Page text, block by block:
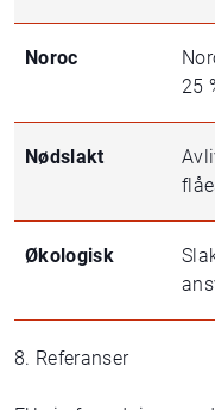
Noroc
25
Nødslakt
Økologisk
8. Referanser